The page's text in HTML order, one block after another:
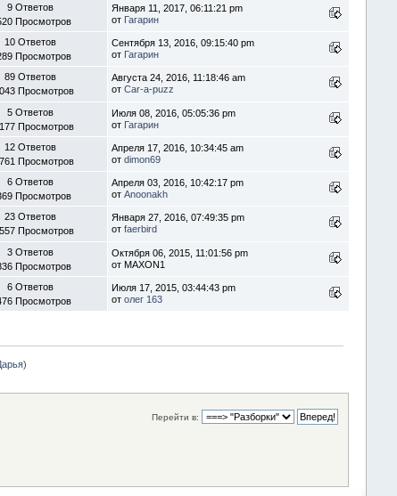
9 Ответов
Просмотров
Января 11, 2017, 06:11:21 pm
от Гагарин
10 Ответов
Просмотров
Сентября 13, 2016, 09:15:40 pm
от Гагарин
89 Ответов
Просмотров
Августа 24, 2016, 11:18:46 am
от Car-a-puzz
5 Ответов
Просмотров
Июля 08, 2016, 05:05:36 pm
от Гагарин
12 Ответов
Просмотров
Апреля 17, 2016, 10:34:45 am
от dimon69
6 Ответов
Просмотров
Апреля 03, 2016, 10:42:17 pm
от Anoonakh
23 Ответов
Просмотров
Января 27, 2016, 07:49:35 pm
от faerbird
3 Ответов
Просмотров
Октября 06, 2015, 11:01:56 pm
от MAXON1
6 Ответов
Просмотров
Июля 17, 2015, 03:44:43 pm
от олег 163
)
Перейти в: